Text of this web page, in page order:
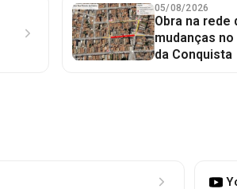
05/08/2026
Obra na
mudanças
da Conquista